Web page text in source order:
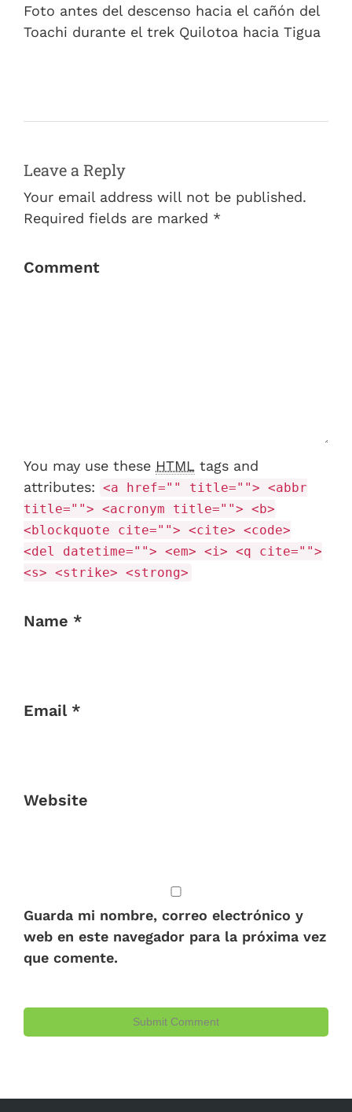
Foto antes del descenso hacia el cañón del
Toachi durante el trek Quilotoa hacia Tigua
Leave a Reply
Your email address will not be published.
Required fields are marked *
Comment
You may use these HTML tags and
attributes: <a href="" title=""> <abbr
title=""> <acronym title=""> <b>
<blockquote cite=""> <cite> <code>
<del datetime=""> <em> <i> <q cite="">
<s> <strike> <strong>
Name *
Email *
Website
Guarda mi nombre, correo electrónico y
web en este navegador para la próxima vez
que comente.